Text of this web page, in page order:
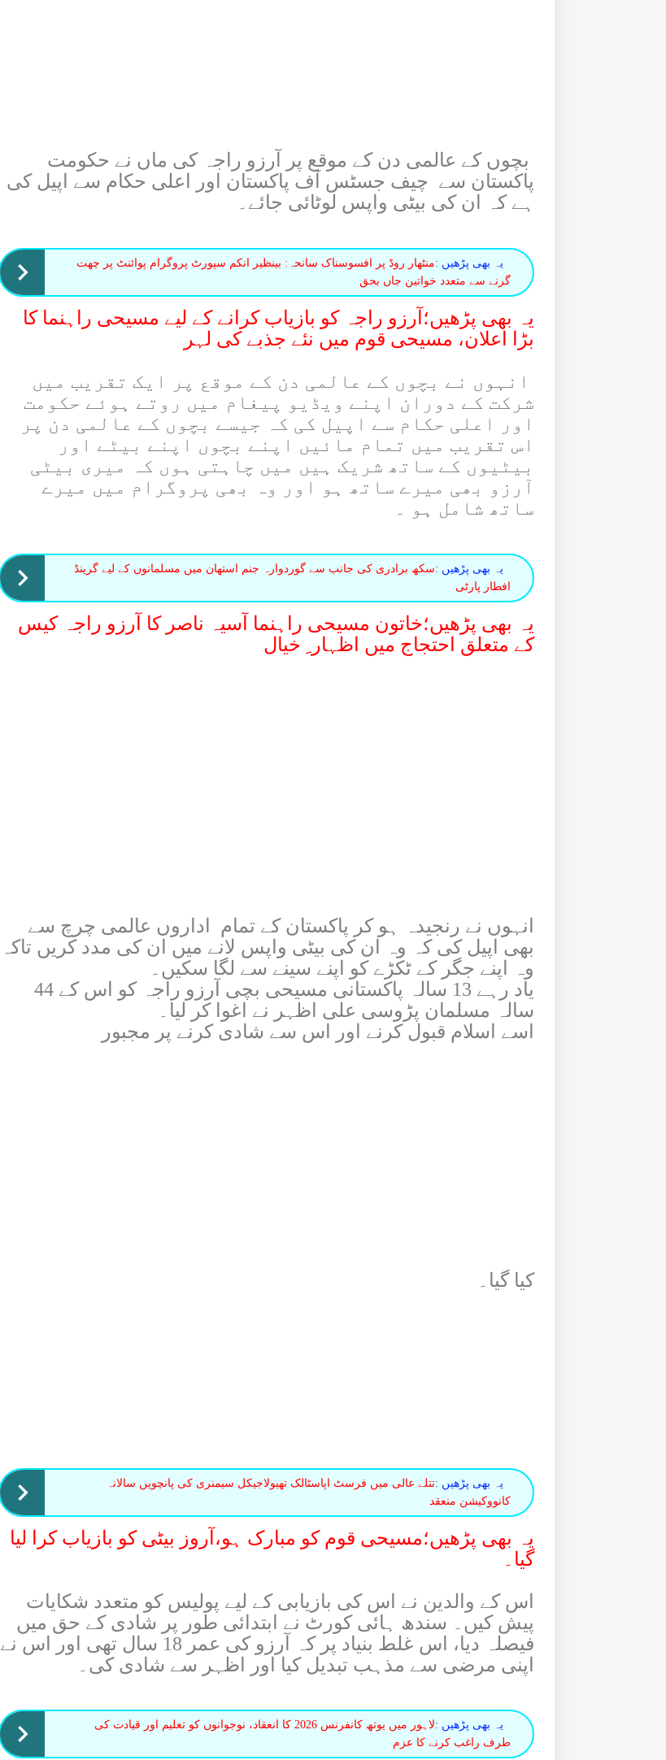
بچوں کے عالمی دن کے موقع پر آرزو راجہ کی ماں نے حکومت
پاکستان سے چیف جسٹس آف پاکستان اور اعلی حکام سے اپیل کی
ہے کہ ان کی بیٹی واپس لوٹائی جائے۔
یہ بھی پڑھیں :منٹھار روڈ پر افسوسناک سانحہ: بینظیر انکم سپورٹ پروگرام پوائنٹ پر چھت
گرنے سے متعدد خواتین جاں بحق
یہ بھی پڑھیں؛آرزو راجہ کو بازیاب کرانے کے لیے مسیحی راہنما کا
بڑا اعلان، مسیحی قوم میں نئے جذبے کی لہر
انہوں نے بچوں کے عالمی دن کے موقع پر ایک تقریب میں
شرکت کے دوران اپنے ویڈیو پیغام میں روتے ہوئے حکومت
اور اعلی حکام سے اپیل کی کہ جیسے بچوں کے عالمی دن پر
اس تقریب میں تمام مائیں اپنے بچوں اپنے بیٹے اور
بیٹیوں کے ساتھ شریک ہیں میں چاہتی ہوں کہ میری بیٹی
آرزو بھی میرے ساتھ ہو اور وہ بھی پروگرام میں میرے
ساتھ شامل ہو ۔
یہ بھی پڑھیں :سکھ برادری کی جانب سے گوردوارہ جنم استھان میں مسلمانوں کے لیے گرینڈ
افطار پارٹی
یہ بھی پڑھیں؛خاتون مسیحی راہنما آسیہ ناصر کا آرزو راجہ کیس
کے متعلق احتجاج میں اظہار ِ خیال
انہوں نے رنجیدہ ہو کر پاکستان کے تمام اداروں عالمی چرچ سے
بھی اپیل کی کہ وہ ان کی بیٹی واپس لانے میں ان کی مدد کریں تاکہ
وہ اپنے جگر کے ٹکڑے کو اپنے سینے سے لگا سکیں۔
یاد رہے 13 سالہ پاکستانی مسیحی بچی آرزو راجہ کو اس کے 44
سالہ مسلمان پڑوسی علی اظہر نے اغوا کر لیا۔
اسے اسلام قبول کرنے اور اس سے شادی کرنے پر مجبور
کیا گیا۔
یہ بھی پڑھیں :تتلے عالی میں فرسٹ اپاسٹالک تھیولاجیکل سیمنری کی پانچویں سالانہ
کانووکیشن منعقد
یہ بھی پڑھیں؛مسیحی قوم کو مبارک ہو،آروز بیٹی کو بازیاب کرا لیا
گیا۔
اس کے والدین نے اس کی بازیابی کے لیے پولیس کو متعدد شکایات
پیش کیں۔ سندھ ہائی کورٹ نے ابتدائی طور پر شادی کے حق میں
فیصلہ دیا، اس غلط بنیاد پر کہ آرزو کی عمر 18 سال تھی اور اس نے
اپنی مرضی سے مذہب تبدیل کیا اور اظہر سے شادی کی۔
یہ بھی پڑھیں :
لاہور میں یوتھ کانفرنس 2026 کا انعقاد، نوجوانوں کو تعلیم اور قیادت کی
طرف راغب کرنے کا عزم